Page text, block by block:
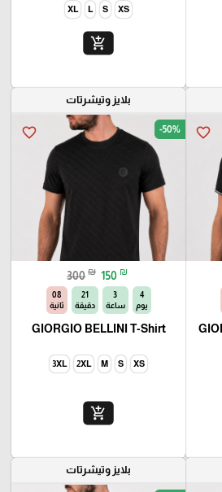
XS
S
L
XL
add_shopping_cart
favorite_border
بلايز وتيشرتات
favorite_border -50%
300 ₪ 150 ₪
4
يوم
3
ساعة
21
دقيقة
06
ثانية
GIORGIO BELLINI T-Shirt
XS
S
M
2XL
3XL
add_shopping_cart
بلايز وتيشرتات